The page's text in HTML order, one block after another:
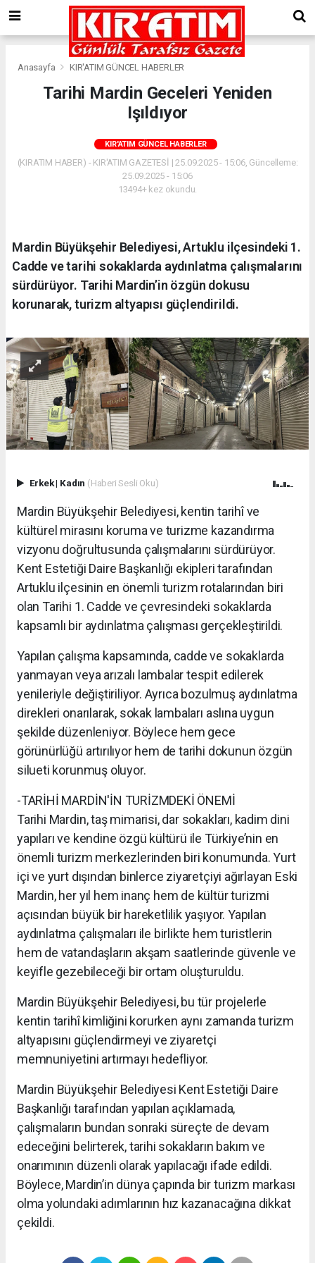
Anasayfa KIR'ATIM GÜNCEL HABERLER
Tarihi Mardin Geceleri Yeniden
Işıldıyor
KIR'ATIM GÜNCEL HABERLER
(KIRATIM HABER) - KIR'ATIM GAZETESİ | 25.09.2025 - 15:06, Güncelleme:
25.09.2025 - 15:06
13494+ kez okundu.
Mardin Büyükşehir Belediyesi, Artuklu ilçesindeki 1.
Cadde ve tarihi sokaklarda aydınlatma çalışmalarını
sürdürüyor. Tarihi Mardin’in özgün dokusu
korunarak, turizm altyapısı güçlendirildi.
Erkek| Kadın (Haberi Sesli Oku)
Mardin Büyükşehir Belediyesi, kentin tarihî ve
kültürel mirasını koruma ve turizme kazandırma
vizyonu doğrultusunda çalışmalarını sürdürüyor.
Kent Estetiği Daire Başkanlığı ekipleri tarafından
Artuklu ilçesinin en önemli turizm rotalarından biri
olan Tarihi 1. Cadde ve çevresindeki sokaklarda
kapsamlı bir aydınlatma çalışması gerçekleştirildi.
Yapılan çalışma kapsamında, cadde ve sokaklarda
yanmayan veya arızalı lambalar tespit edilerek
yenileriyle değiştiriliyor. Ayrıca bozulmuş aydınlatma
direkleri onarılarak, sokak lambaları aslına uygun
şekilde düzenleniyor. Böylece hem gece
görünürlüğü artırılıyor hem de tarihi dokunun özgün
silueti korunmuş oluyor.
-TARİHİ MARDİN'İN TURİZMDEKİ ÖNEMİ
Tarihi Mardin, taş mimarisi, dar sokakları, kadim dini
yapıları ve kendine özgü kültürü ile Türkiye’nin en
önemli turizm merkezlerinden biri konumunda. Yurt
içi ve yurt dışından binlerce ziyaretçiyi ağırlayan Eski
Mardin, her yıl hem inanç hem de kültür turizmi
açısından büyük bir hareketlilik yaşıyor. Yapılan
aydınlatma çalışmaları ile birlikte hem turistlerin
hem de vatandaşların akşam saatlerinde güvenle ve
keyifle gezebileceği bir ortam oluşturuldu.
Mardin Büyükşehir Belediyesi, bu tür projelerle
kentin tarihî kimliğini korurken aynı zamanda turizm
altyapısını güçlendirmeyi ve ziyaretçi
memnuniyetini artırmayı hedefliyor.
Mardin Büyükşehir Belediyesi Kent Estetiği Daire
Başkanlığı tarafından yapılan açıklamada,
çalışmaların bundan sonraki süreçte de devam
edeceğini belirterek, tarihi sokakların bakım ve
onarımının düzenli olarak yapılacağı ifade edildi.
Böylece, Mardin’in dünya çapında bir turizm markası
olma yolundaki adımlarının hız kazanacağına dikkat
çekildi.